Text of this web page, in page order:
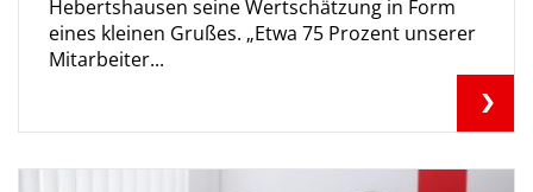
Hebertshausen seine Wertschätzung in Form
eines kleinen Grußes. „Etwa 75 Prozent unserer
Mitarbeiter...